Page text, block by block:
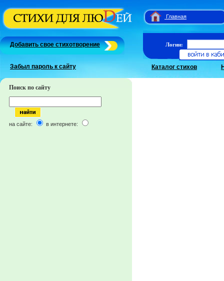
Главная
Добавить свое стихотворение
Забыл пароль к сайту
Логин:
Каталог стихов
Поиск по сайту
на сайте: в интернете: